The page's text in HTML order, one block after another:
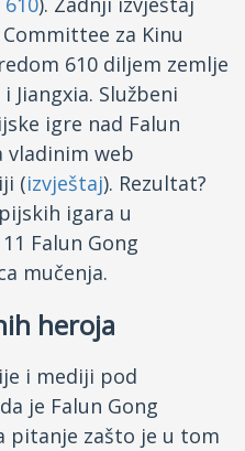
za Kinu
610 diljem zemlje
Jiangxia. Službeni
igre nad Falun
vladinim web
(izvještaj). Rezultat?
igara u
Falun Gong
mučenja.
heroja
i mediji pod
je Falun Gong
pitanje zašto je u tom